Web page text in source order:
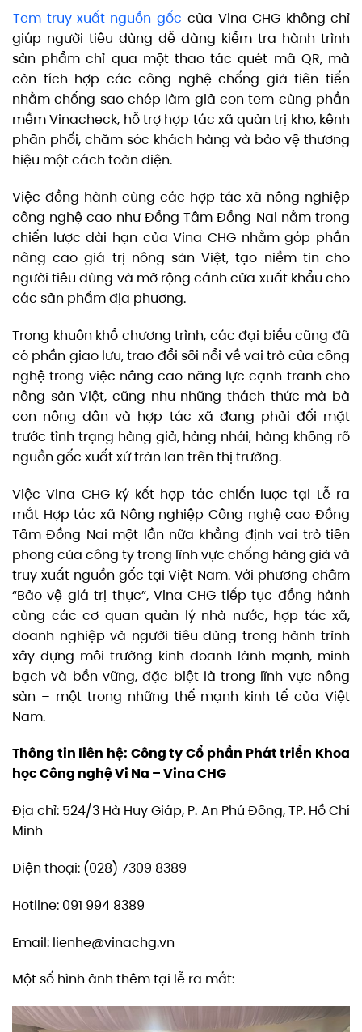
Tem truy xuất nguồn gốc của Vina CHG không chỉ
giúp người tiêu dùng dễ dàng kiểm tra hành trình
sản phẩm chỉ qua một thao tác quét mã QR, mà
còn tích hợp các công nghệ chống giả tiên tiến
nhằm chống sao chép làm giả con tem cùng phần
mềm Vinacheck, hỗ trợ hợp tác xã quản trị kho, kênh
phân phối, chăm sóc khách hàng và bảo vệ thương
hiệu một cách toàn diện.
Việc đồng hành cùng các hợp tác xã nông nghiệp
công nghệ cao như Đồng Tâm Đồng Nai nằm trong
chiến lược dài hạn của Vina CHG nhằm góp phần
nâng cao giá trị nông sản Việt, tạo niềm tin cho
người tiêu dùng và mở rộng cánh cửa xuất khẩu cho
các sản phẩm địa phương.
Trong khuôn khổ chương trình, các đại biểu cũng đã
có phần giao lưu, trao đổi sôi nổi về vai trò của công
nghệ trong việc nâng cao năng lực cạnh tranh cho
nông sản Việt, cũng như những thách thức mà bà
con nông dân và hợp tác xã đang phải đối mặt
trước tình trạng hàng giả, hàng nhái, hàng không rõ
nguồn gốc xuất xứ tràn lan trên thị trường.
Việc Vina CHG ký kết hợp tác chiến lược tại Lễ ra
mắt Hợp tác xã Nông nghiệp Công nghệ cao Đồng
Tâm Đồng Nai một lần nữa khẳng định vai trò tiên
phong của công ty trong lĩnh vực chống hàng giả và
truy xuất nguồn gốc tại Việt Nam. Với phương châm
“Bảo vệ giá trị thực”, Vina CHG tiếp tục đồng hành
cùng các cơ quan quản lý nhà nước, hợp tác xã,
doanh nghiệp và người tiêu dùng trong hành trình
xây dựng môi trường kinh doanh lành mạnh, minh
bạch và bền vững, đặc biệt là trong lĩnh vực nông
sản – một trong những thế mạnh kinh tế của Việt
Nam.
Thông tin liên hệ: Công ty Cổ phần Phát triển Khoa
học Công nghệ Vi Na – Vina CHG
Địa chỉ: 524/3 Hà Huy Giáp, P. An Phú Đông, TP. Hồ Chí
Minh
Điện thoại: (028) 7309 8389
Hotline: 091 994 8389
Email: lienhe@vinachg.vn
Một số hình ảnh thêm tại lễ ra mắt: